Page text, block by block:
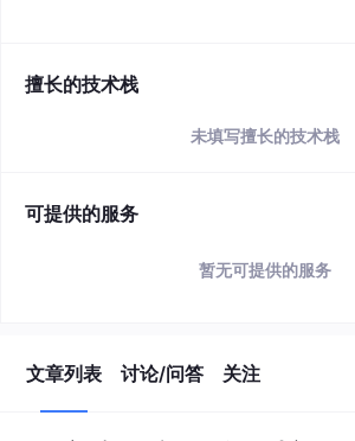
擅长的技术栈
未填写擅长的技术栈
可提供的服务
暂无可提供的服务
文章列表 讨论/问答 关注